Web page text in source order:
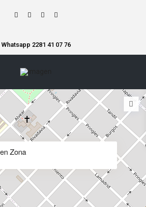
Whatsapp 2281 41 07 76
Zona